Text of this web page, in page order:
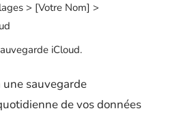
> [Votre Nom] >
iCloud.
sauvegarde
de vos données